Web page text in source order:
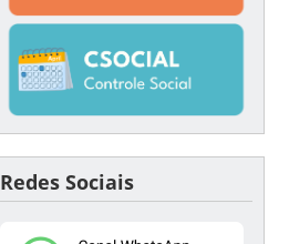
Redes Sociais